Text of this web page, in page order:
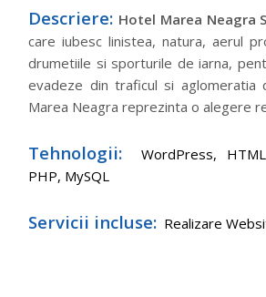
Descriere: Hotel Marea Neagra
care iubesc linistea, natura, aerul
drumetiile si sporturile de iarna,
evadeze din traficul si aglomeratia
Marea Neagra reprezinta o alegere
Tehnologii: WordPress,
PHP, MySQL
Servicii incluse: Realizare